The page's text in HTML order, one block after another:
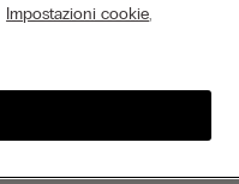
Impostazioni cookie,